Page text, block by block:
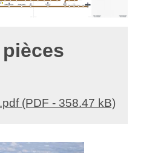
(PDF - 358.47 kB)